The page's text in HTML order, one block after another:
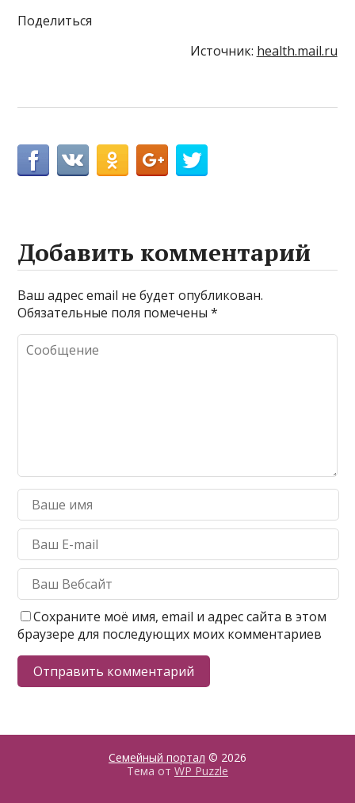
Поделиться
Источник: health.mail.ru
Добавить комментарий
Ваш адрес email не будет опубликован.
Обязательные поля помечены*
Сохраните моё имя, email и адрес сайта в этом
браузере для последующих моих комментариев
Семейный портал © 2026
Тема от WP Puzzle